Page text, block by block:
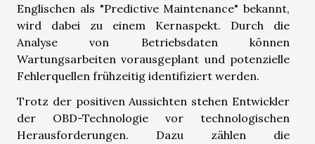
Englischen als "Predictive Maintenance" bekannt,
wird dabei zu einem Kernaspekt. Durch die
Analyse von Betriebsdaten können
Wartungsarbeiten vorausgeplant und potenzielle
Fehlerquellen frühzeitig identifiziert werden.
Trotz der positiven Aussichten stehen Entwickler
der OBD-Technologie vor technologischen
Herausforderungen. Dazu zählen die